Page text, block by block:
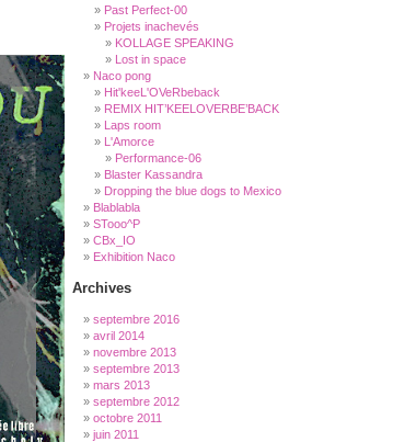
Past Perfect-00
Projets inachevés
KOLLAGE SPEAKING
Lost in space
Naco pong
Hit'keeL'OVeRbeback
REMIX HIT’KEELOVERBE’BACK
Laps room
L'Amorce
Performance-06
Blaster Kassandra
Dropping the blue dogs to Mexico
Blablabla
STooo^P
CBx_IO
Exhibition Naco
Archives
septembre 2016
avril 2014
novembre 2013
septembre 2013
mars 2013
septembre 2012
octobre 2011
juin 2011